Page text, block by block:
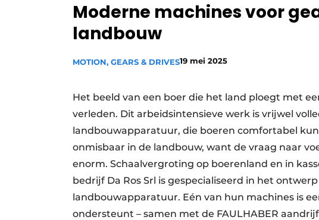
Privacy / Cookie statement
Vacature aanmelden
Vacatures
Moderne machines voor
landbouw
MOTION, GEARS & DRIVES19 mei 2025
Het beeld van een boer die het land ploegt met
verleden. Dit arbeidsintensieve werk is vrijwel
landbouwapparatuur, die boeren comfortabel
onmisbaar in de landbouw, want de vraag naar
enorm. Schaalvergroting op boerenland en in
bedrijf Da Ros Srl is gespecialiseerd in het
landbouwapparatuur. Eén van hun machines is
ondersteunt – samen met de FAULHABER